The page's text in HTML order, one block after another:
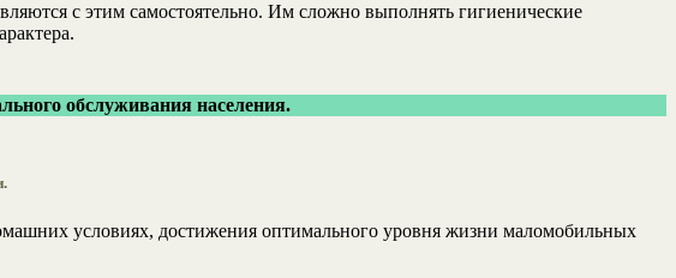
с этим самостоятельно. Им сложно выполнять гигиенические
обслуживания населения.
условиях, достижения оптимального уровня жизни маломобильных